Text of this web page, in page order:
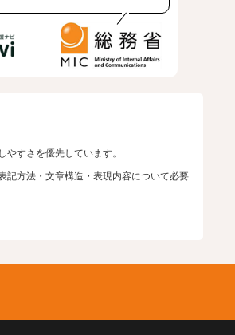
すさを優先しています。
記方法・文章構造・表現内容について必要